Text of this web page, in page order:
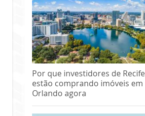
Por que investidores de Recife
estão comprando imóveis em
Orlando agora